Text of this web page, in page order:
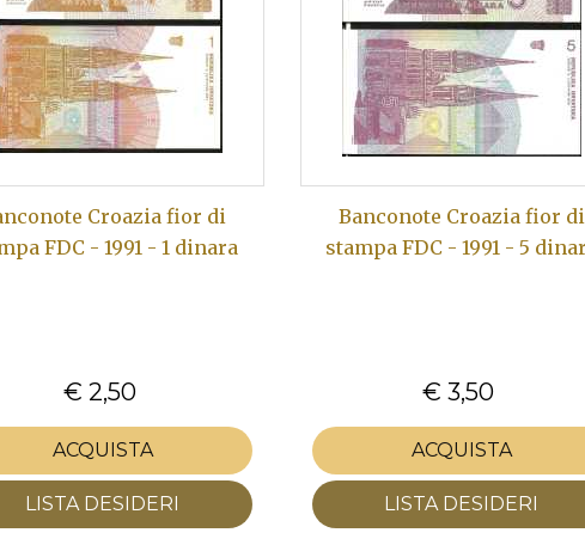
Croazia fior di
FDC - 1991 - 1 dinara
€ 2,50
ACQUISTA
LISTA DESIDERI
Banconote Croazia fior di
stampa FDC - 1991 - 5
€ 3,50
ACQUISTA
LISTA DESIDERI